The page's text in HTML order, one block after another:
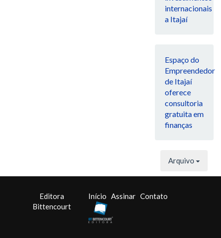
internacionais
a Itajaí
Espaço do
Empreendedor
de Itajaí
oferece
consultoria
gratuita em
finanças
Arquivo
Editora
Bittencourt
Início Assinar Contato